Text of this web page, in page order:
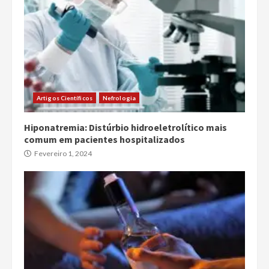
Artigos Científicos Nefrologia
Hiponatremia: Distúrbio hidroeletrolítico mais
comum em pacientes hospitalizados
Fevereiro 1, 2024